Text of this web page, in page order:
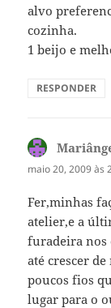
alvo
cozinha.
1 beijo e
RESPONDER
maio 20, 2009 às
Fer,minhas
atelier,e a
furadeira nos
até crescer
poucos fios
lugar para o